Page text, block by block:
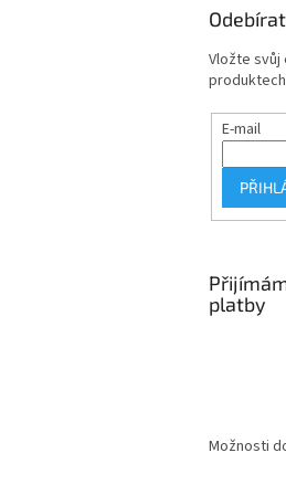
Vložte svůj
E-mail
platby
Možnosti